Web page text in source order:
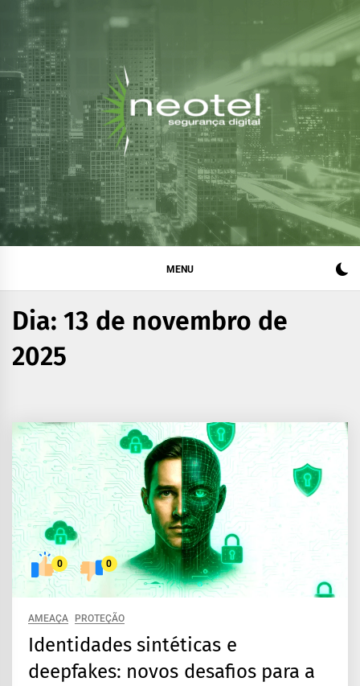
Blog da Neotel
Segurança Digital
Informações e notícias sobre segurança digital, legislação
e compliance
MENU
Dia:13 de novembro de
2025
0 0
AMEAÇA PROTEÇÃO
Identidades sintéticas e
deepfakes: novos desafios para a